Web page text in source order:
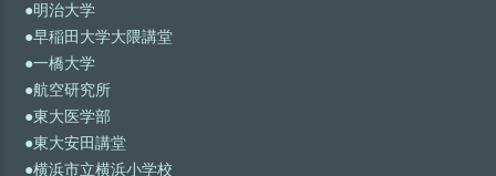
●明治大学
●早稲田大学大隈講堂
●一橋大学
●航空研究所
●東大医学部
●東大安田講堂
●横浜市立横浜小学校